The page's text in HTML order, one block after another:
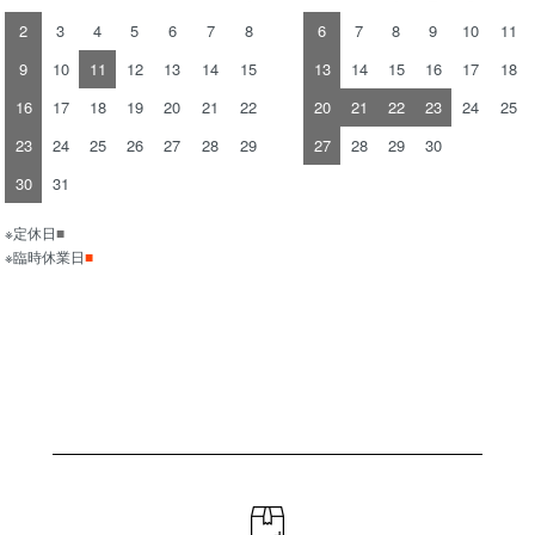
2
3 4 5 6 7
8
9
10 11 12 13 14
15
16
17 18 19 20 21
22
23
24 25 26 27 28
29
30
31
6
7 8 9 10 11
13
14 15 16 17 18
20
21 22 23 24 25
27
28 29 30
※定休日■
※臨時休業日■